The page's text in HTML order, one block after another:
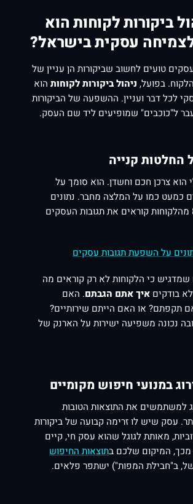
ביקורות לקוחות הוא
עסקית בישראל?
טועים לחשוב שביקורות הן עניין של
בפועל, ניהול ביקורות לקוחות הוא
לכל דבר ועניין. ההשפעה של הביקורות
ל"כוכבים" שמופיעים ליד שם העסק.
קנייה
הוא צרכן חכם וחשדן. הוא סומך על
כמעט כמו על המלצה מחבר. נתונים
מראים כי 89% מהלקוחות קוראים את תגובות העסקים
על השפעת תגובות עסקים
שמדגיש כי הלקוחות לא רק קוראים מה
בודקים איך אתם הגבתם. האם
תקפתם? או האם הייתם שירותיים?
נכונה משפיעה ישירות על הארנק של
במנועי חיפוש מקומיים
למשתמשים את התוצאות הטובות
עסק שיש לו זרימה קבועה של ביקורות
מאותת לגוגל שהוא עסק חי, קיים
מכך, המיקום שלכם בתוצאות החיפוש
ב"חבילת המפות") ישתפר פלאים.